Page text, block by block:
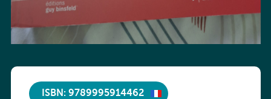
ISBN: 9789995914462